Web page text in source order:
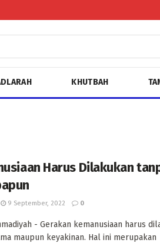
KHUTBAH
Harus Dilakukan
9 September, 2022 0
- Gerakan kemanusiaan harus
maupun keyakinan. Hal ini merupakan